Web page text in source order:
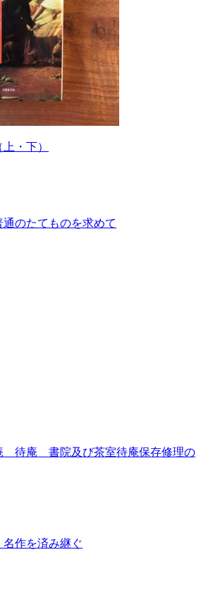
・下）
通のたてものを求めて
待庵 書院及び茶室待庵保存修理の
作を済み継ぐ